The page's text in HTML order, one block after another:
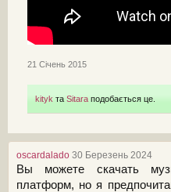
21 Січень 2015
kityk та Sitara подобається це.
oscardalado 30 Березень 2024
Вы можете скачать
платформ, но я